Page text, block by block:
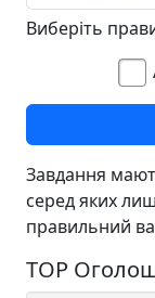
Виберіть
Завдання
серед яких
правильний
TOP